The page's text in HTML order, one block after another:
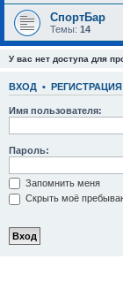
СпортБар
Темы: 14
У вас нет доступа для
ВХОД • РЕГИСТРАЦИЯ
Имя пользователя:
Пароль:
Запомнить меня
Скрыть моё